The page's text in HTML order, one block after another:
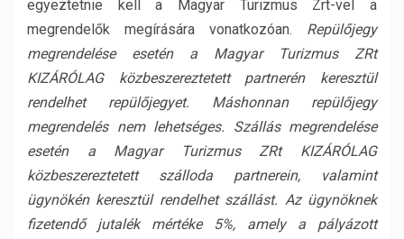
egyeztetnie kell a Magyar Turizmus Zrt-vel a
megrendelők megírására vonatkozóan. Repülőjegy
megrendelése esetén a Magyar Turizmus ZRt
KIZÁRÓLAG közbeszereztetett partnerén keresztül
rendelhet repülőjegyet. Máshonnan repülőjegy
megrendelés nem lehetséges. Szállás megrendelése
esetén a Magyar Turizmus ZRt KIZÁRÓLAG
közbeszereztetett szálloda partnerein, valamint
ügynökén keresztül rendelhet szállást. Az ügynöknek
fizetendő jutalék mértéke 5%, amely a pályázott